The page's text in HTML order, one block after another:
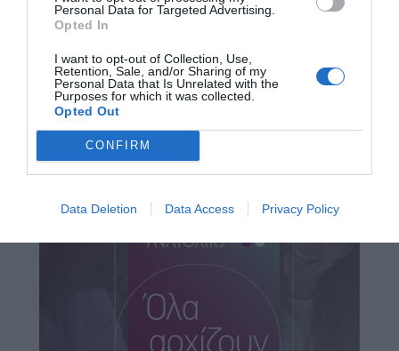
Personal Data for Targeted Advertising.
Opted In
I want to opt-out of Collection, Use,
Retention, Sale, and/or Sharing of my
Personal Data that Is Unrelated with the
Purposes for which it was collected.
Opted Out
CONFIRM
Data Deletion Data Access Privacy Policy